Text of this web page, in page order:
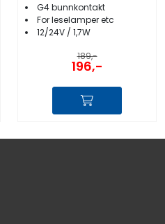
G4 bunnkontakt
For leselamper etc
12/24V / 1,7W
189,-
196,-